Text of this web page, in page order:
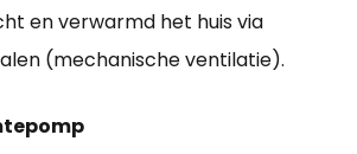
en verwarmd het huis via
(mechanische ventilatie).